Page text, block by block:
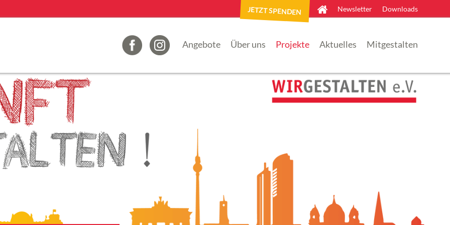
×
JETZT SPENDEN Newsletter Downloads
Angebote Über uns Projekte Aktuelles Mitgestalten